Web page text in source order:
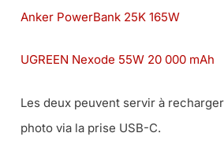
Anker PowerBank 25K 165W
UGREEN Nexode 55W 20 000 mAh
Les deux peuvent servir à
photo via la prise USB-C.